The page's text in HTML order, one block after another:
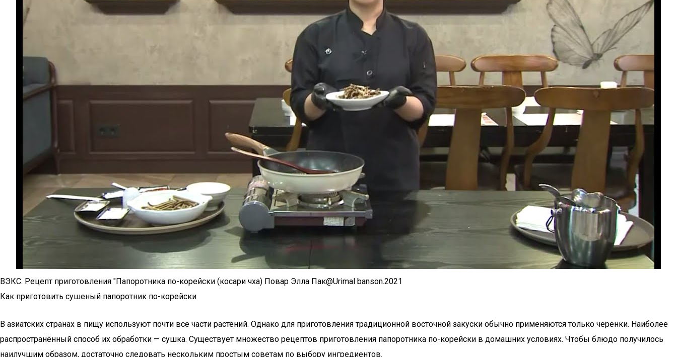
ВЭКС. Рецепт приготовления "Папоротника по-корейски (косари чха) Повар Элла Пак@Urimal banson.2021
Как приготовить сушеный папоротник по-корейски
В азиатских странах в пищу используют почти все части растений. Однако для приготовления традиционной восточной закуски обычно применяются только черенки. Наиболее
распространённый способ их обработки — сушка. Существует множество рецептов приготовления папоротника по-корейски в домашних условиях. Чтобы блюдо получилось
наилучшим образом, достаточно следовать нескольким простым советам по выбору ингредиентов.